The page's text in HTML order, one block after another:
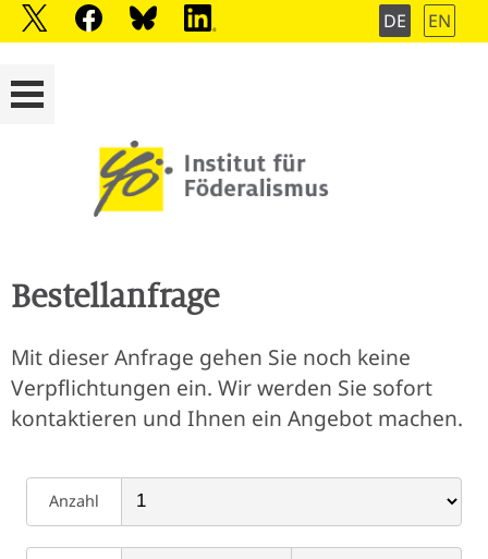
DE EN
Bestellanfrage
Mit dieser Anfrage gehen Sie noch keine
Verpflichtungen ein. Wir werden Sie sofort
kontaktieren und Ihnen ein Angebot machen.
Anzahl